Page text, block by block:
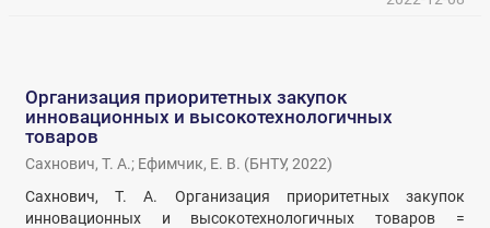
Организация приоритетных закупок
инновационных и высокотехнологичных
товаров
Сахнович, Т. А.; Ефимчик, Е. В. (БНТУ,2022)
Сахнович, Т. А. Организация приоритетных закупок
инновационных и высокотехнологичных товаров =